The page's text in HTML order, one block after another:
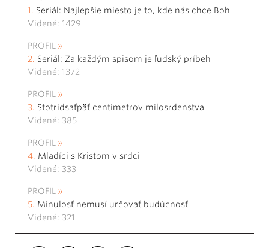
Seriál: Najlepšie miesto je to, kde nás chce Boh
Videné: 1429
PROFIL
Seriál: Za každým spisom je ľudský príbeh
Videné: 1372
PROFIL
Stotridsaťpäť centimetrov milosrdenstva
Videné: 385
PROFIL
Mladíci s Kristom v srdci
Videné: 333
PROFIL
Minulosť nemusí určovať budúcnosť
Videné: 321